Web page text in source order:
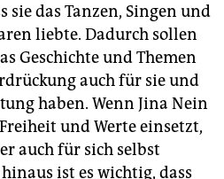
sie das Tanzen, Singen und
liebte. Dadurch sollen
Geschichte und Themen
auch für sie und
haben. Wenn Jina Nein
und Werte einsetzt,
auch für sich selbst
ist es wichtig, dass